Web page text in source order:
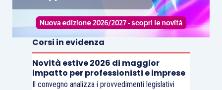
Corsi in evidenza
Novità estive 2026 di maggior
impatto per professionisti e imprese
Il convegno analizza i provvedimenti legislativi